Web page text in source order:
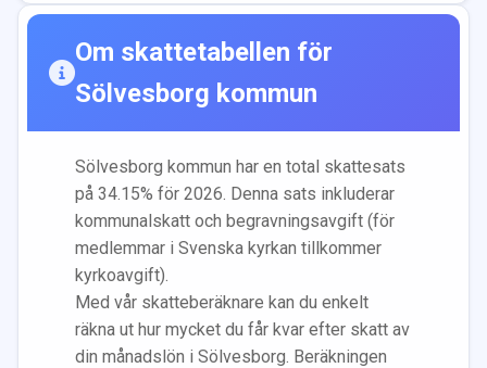
Om skattetabellen för
Sölvesborg kommun
Sölvesborg kommun har en total skattesats
på 34.15% för 2026. Denna sats inkluderar
kommunalskatt och begravningsavgift (för
medlemmar i Svenska kyrkan tillkommer
kyrkoavgift).
Med vår skatteberäknare kan du enkelt
räkna ut hur mycket du får kvar efter skatt av
din månadslön i Sölvesborg . Beräkningen